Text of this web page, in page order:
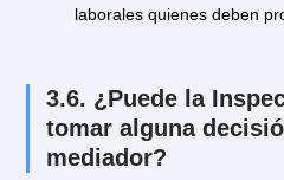
Centro de consultas
Boletín oficial de la